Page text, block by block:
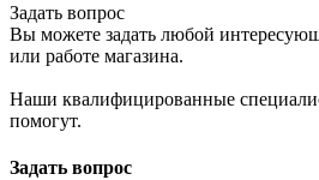
Задать вопрос
Вы можете задать любой
или работе магазина.
Наши квалифицированные
помогут.
Задать вопрос